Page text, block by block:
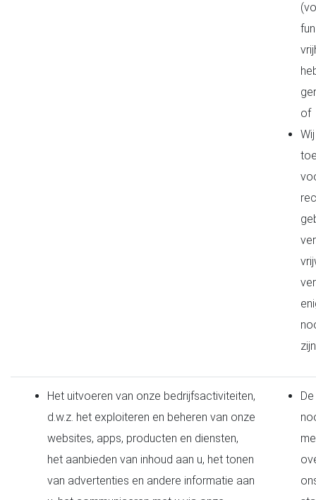
of
Het uitvoeren van onze bedrijfsactiviteiten,
d.w.z. het exploiteren en beheren van onze
websites, apps, producten en diensten,
het aanbieden van inhoud aan u, het tonen
van advertenties en andere informatie aan